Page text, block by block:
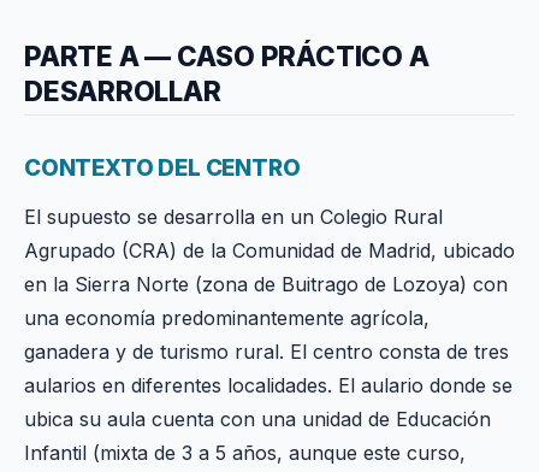
PARTE A — CASO PRÁCTICO A
DESARROLLAR
CONTEXTO DEL CENTRO
El supuesto se desarrolla en un Colegio Rural
Agrupado (CRA) de la Comunidad de Madrid, ubicado
en la Sierra Norte (zona de Buitrago de Lozoya) con
una economía predominantemente agrícola,
ganadera y de turismo rural. El centro consta de tres
aularios en diferentes localidades. El aulario donde se
ubica su aula cuenta con una unidad de Educación
Infantil (mixta de 3 a 5 años, aunque este curso,